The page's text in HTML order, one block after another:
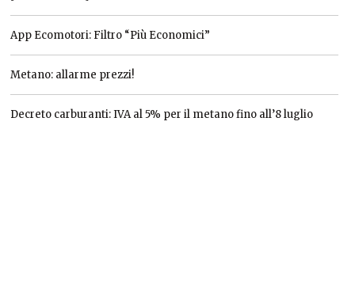
App Ecomotori: Filtro “Più Economici”
Metano: allarme prezzi!
Decreto carburanti: IVA al 5% per il metano fino all’8 luglio